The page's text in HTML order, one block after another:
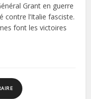
Grant en guerre
contre l’Italie fasciste.
font les victoires